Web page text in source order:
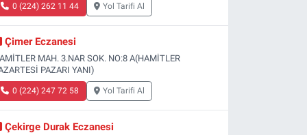
0 (224) 262 11 44 Yol Tarifi Al
Çimer Eczanesi
MAH. 3.NAR SOK. NO:8 A(HAMİTLER
PAZARI YANI)
0 (224) 247 72 58 Yol Tarifi Al
Çekirge Durak Eczanesi